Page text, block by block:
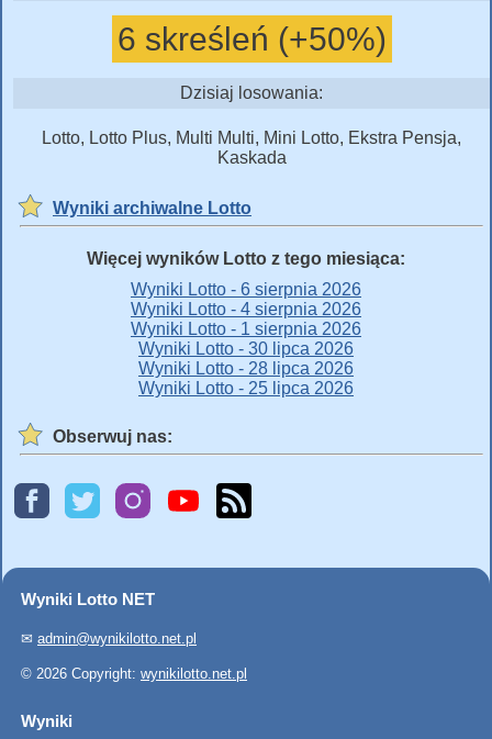
6 skreśleń (+50%)
Dzisiaj losowania:
Lotto, Lotto Plus, Multi Multi, Mini Lotto, Ekstra Pensja,
Kaskada
Wyniki archiwalne Lotto
Więcej wyników Lotto z tego miesiąca:
Wyniki Lotto - 6 sierpnia 2026
Wyniki Lotto - 4 sierpnia 2026
Wyniki Lotto - 1 sierpnia 2026
Wyniki Lotto - 30 lipca 2026
Wyniki Lotto - 28 lipca 2026
Wyniki Lotto - 25 lipca 2026
Obserwuj nas:
Wyniki Lotto NET
✉ admin@wynikilotto.net.pl
© 2026 Copyright: wynikilotto.net.pl
Wyniki